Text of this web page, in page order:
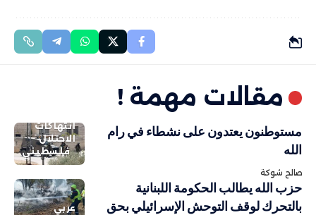
مقالات مهمة !
انتهاكات
الاحتلال
فلسطيني
مستوطنون يعتدون على نشطاء في رام
الله
صالح شوكة
عربي
حزب الله يطالب الحكومة اللبنانية
بالتحرك لوقف التوحش الإسرائيلي بحق